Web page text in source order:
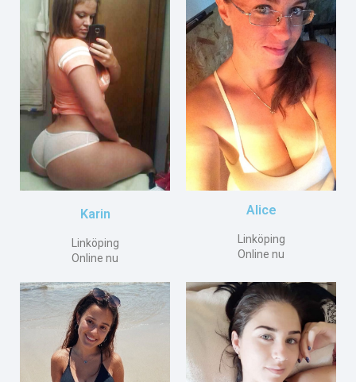
Karin
Linköping
Online nu
Alice
Linköping
Online nu